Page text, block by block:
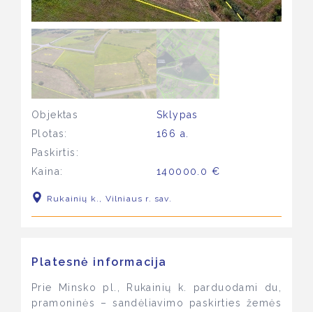
Objektas
Sklypas
Plotas:
166 a.
Paskirtis:
Kaina:
140000.0 €
Rukainių k., Vilniaus r. sav.
Platesnė informacija
Prie Minsko pl., Rukainių k. parduodami du,
pramoninės – sandėliavimo paskirties žemės